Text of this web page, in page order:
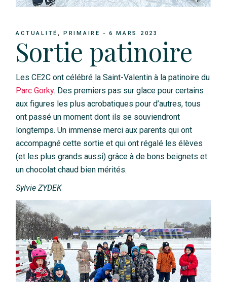
ACTUALITÉ PRIMAIRE 6 MARS 2023
Sortie patinoire
Les CE2C ont célébré la Saint-Valentin à la patinoire du
Parc Gorky. Des premiers pas sur glace pour certains
aux figures les plus acrobatiques pour d’autres, tous
ont passé un moment dont ils se souviendront
longtemps. Un immense merci aux parents qui ont
accompagné cette sortie et qui ont régalé les élèves
(et les plus grands aussi) grâce à de bons beignets et
un chocolat chaud bien mérités.
Sylvie ZYDEK